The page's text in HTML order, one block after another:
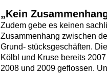
„Kein
Zudem gebe es keinen
Zusammenhang zwischen
Grund- stücksgeschäften.
Kölbl und Kruse bereits
2008 und 2009 geflossen.